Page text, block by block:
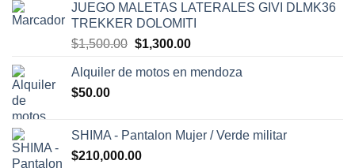
JUEGO MALETAS LATERALES GIVI DLMK36
TREKKER DOLOMITI
$1,500.00 El
original
$1,300.00El
actual
Alquiler de motos en mendoza
$50.00
SHIMA - Pantalon Mujer / Verde militar
$210,000.00